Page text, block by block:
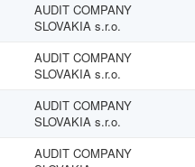
AUDIT COMPANY
SLOVAKIA s.r.o.
AUDIT COMPANY
SLOVAKIA s.r.o.
AUDIT COMPANY
SLOVAKIA s.r.o.
AUDIT COMPANY